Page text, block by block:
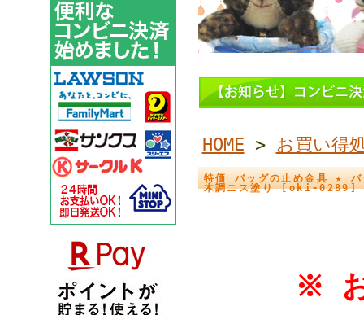
HOME > お買い得
特価 バッグの止め金具 ★
木調ニス塗り [oki-0289]
※ お買